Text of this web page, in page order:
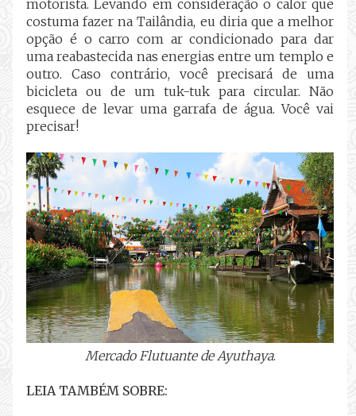
motorista. Levando em consideração o calor que
costuma fazer na Tailândia, eu diria que a melhor
opção é o carro com ar condicionado para dar
uma reabastecida nas energias entre um templo e
outro. Caso contrário, você precisará de uma
bicicleta ou de um tuk-tuk para circular. Não
esquece de levar uma garrafa de água. Você vai
precisar!
Mercado Flutuante de Ayuthaya.
LEIA TAMBÉM SOBRE: